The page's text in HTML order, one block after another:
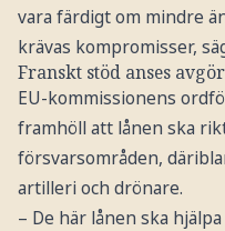
vara färdigt om mindre
krävas kompromisser,
Franskt stöd anses
EU-kommissionens
framhöll att lånen ska
försvarsområden,
artilleri och drönare.
– De här lånen ska